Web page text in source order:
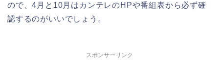
ので、4月と10月はカンテレのHPや番組表から必ず確
認するのがいいでしょう。
スポンサーリンク